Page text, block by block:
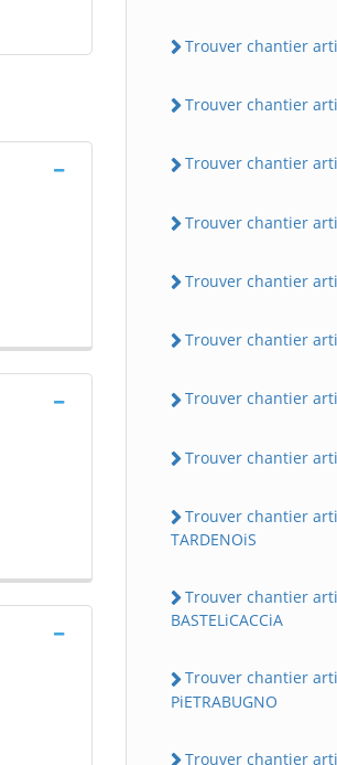
Trouver chantier
Trouver chantier
Trouver chantier
Trouver chantier
Trouver chantier
Trouver chantier
Trouver chantier
Trouver chantier
Trouver chantier
TARDENOiS
Trouver chantier
BASTELiCACCiA
Trouver chantier
PiETRABUGNO
Trouver chantier